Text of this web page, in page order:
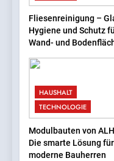
1
2
Fliesenreinigung –
Hygiene und Schutz
Wand- und
HAUSHALT
TECHNOLOGIE
Modulbauten von
Die smarte Lösung für
moderne Bauherren